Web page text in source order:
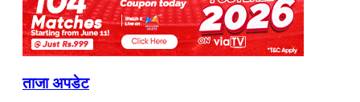
ताजा अपडेट